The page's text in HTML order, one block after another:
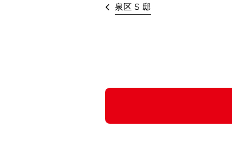
泉区 S 邸